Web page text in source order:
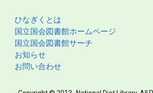
ひなぎくとは
国立国会図書館ホームページ
国立国会図書館サーチ
お知らせ
お問い合わせ